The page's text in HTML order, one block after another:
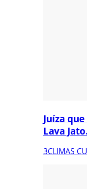
Juíza
Lava
3CLIMAS